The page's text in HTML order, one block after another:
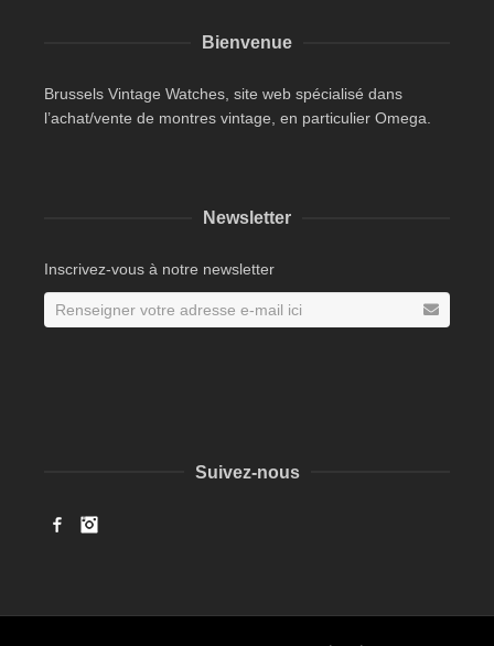
Bienvenue
Brussels Vintage Watches, site web spécialisé dans
l’achat/vente de montres vintage, en particulier Omega.
Newsletter
Inscrivez-vous à notre newsletter
Suivez-nous
Facebook